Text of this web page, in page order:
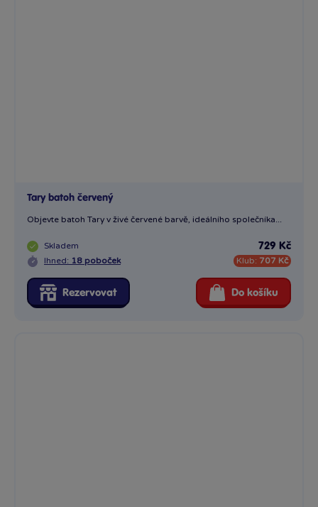
Tary batoh červený
Objevte batoh Tary v živé červené barvě, ideálního společníka...
Skladem
Ihned: 18 poboček
729 Kč
Klub: 707 Kč
Rezervovat Do košíku